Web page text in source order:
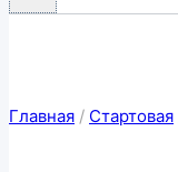
Главная / Стартовая